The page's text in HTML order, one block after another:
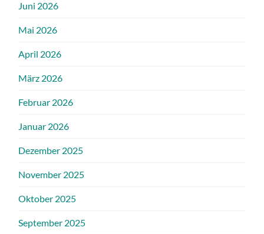
Juni 2026
Mai 2026
April 2026
März 2026
Februar 2026
Januar 2026
Dezember 2025
November 2025
Oktober 2025
September 2025